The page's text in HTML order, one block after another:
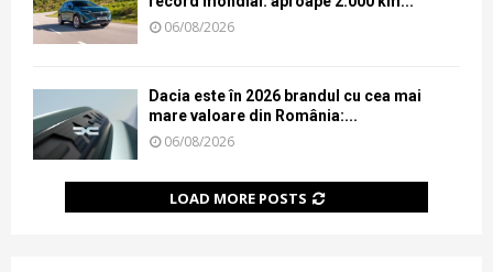
06/08/2026
Dacia este în 2026 brandul cu cea mai
mare valoare din România:...
06/08/2026
LOAD MORE POSTS